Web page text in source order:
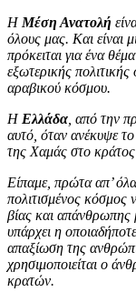
Η Μέση Ανατολή
όλους μας. Και είναι
πρόκειται για ένα
εξωτερικής
αραβικού κόσμου.
Η Ελλάδα , από την
αυτό, όταν ανέκυψε
της Χαμάς στο
Είπαμε, πρώτα απ’
πολιτισμένος κόσμος
βίας και απάνθρωπης
υπάρχει η
απαξίωση της
χρησιμοποιείται ο
κρατών.